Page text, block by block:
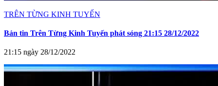
TRÊN TỪNG KINH TUYẾN
Bản tin Trên Từng Kinh Tuyến phát sóng 21:15 28/12/2022
21:15 ngày 28/12/2022